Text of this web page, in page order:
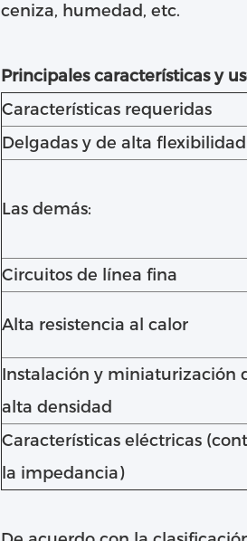
ceniza, humedad, etc.
Principales características y
Características requeridas
Delgadas y de alta flexibilidad
Las demás:
Circuitos de línea fina
Alta resistencia al calor
Instalación y miniaturización
alta densidad
Características eléctricas
la impedancia)